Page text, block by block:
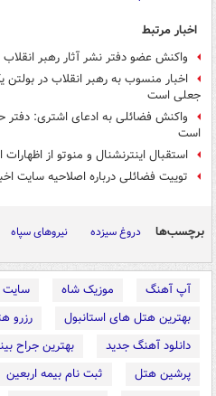
اخبار مرتبط
واکنش عضو دفتر نشر آثار رهبر
اخبار منسوب به رهبر انقلاب در
جعلی است
واکنش فضائلی به ادعای اشتری: دفتر
است
استقبال اینترنشنال و منوتو از اظهارات
توییت فضائلی درباره اصلاحیه سایت
برچسب‌ها دروغ سیزده نیروهای سپاه
آپ آهنگ موزیک شاه
سایت
بهترین هتل های استانبول
رزرو
دانلود آهنگ جدید
بهترین جراح
پرشین هتل
ثبت نام بیمه اربعین